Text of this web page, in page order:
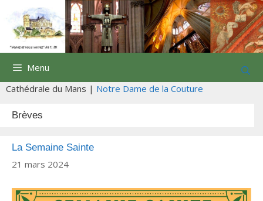
contenu
Menu
Cathédrale du Mans | Notre Dame de la Couture
Brèves
La Semaine Sainte
21 mars 2024